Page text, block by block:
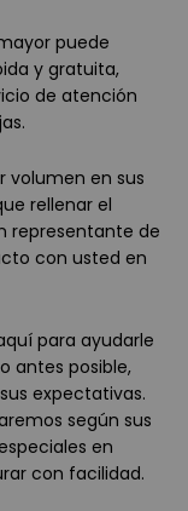
puede
y gratuita,
de atención
volumen en sus
rellenar el
representante de
con usted en
para ayudarle
antes posible,
expectativas.
según sus
en
con facilidad.